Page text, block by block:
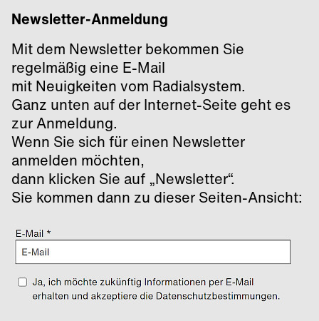
Newsletter-Anmeldung
Mit dem Newsletter bekommen Sie
regelmäßig eine E-Mail
mit Neuigkeiten vom Radialsystem.
Ganz unten auf der Internet-Seite geht es
zur Anmeldung.
Wenn Sie sich für einen Newsletter
anmelden möchten,
dann klicken Sie auf „Newsletter“.
Sie kommen dann zu dieser Seiten-Ansicht: